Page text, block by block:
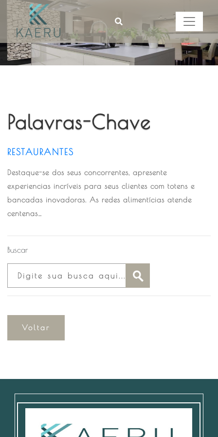
Palavras-Chave
RESTAURANTES
Destaque-se dos seus concorrentes, apresente
experiencias incríveis para seus clientes com totens e
bancadas inovadoras. As redes alimentícias atende
centenas…
Buscar
Voltar